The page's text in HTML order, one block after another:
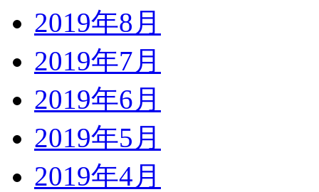
2019年8月
2019年7月
2019年6月
2019年5月
2019年4月